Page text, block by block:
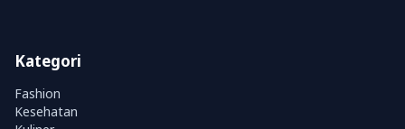
Kategori
Fashion
Kesehatan